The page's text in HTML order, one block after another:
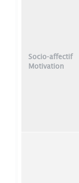
Socio-affectif
Motivation